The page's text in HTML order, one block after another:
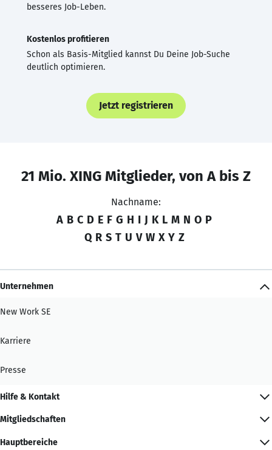
besseres Job-Leben.
Kostenlos profitieren
Schon als Basis-Mitglied kannst Du Deine Job-Suche
deutlich optimieren.
Jetzt registrieren
21 Mio. XING Mitglieder, von A bis Z
Nachname:
A B C D E F G H I J K L M N O P
Q R S T U V W X Y Z
Unternehmen
New Work SE
Karriere
Presse
Hilfe & Kontakt
Mitgliedschaften
Hauptbereiche